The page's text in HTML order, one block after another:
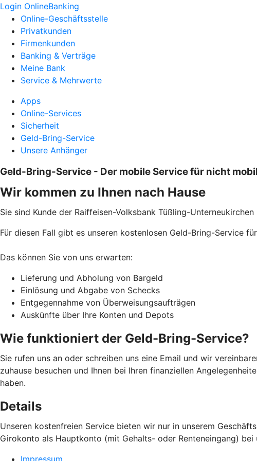
Login OnlineBanking
Online-Geschäftsstelle
Privatkunden
Firmenkunden
Banking & Verträge
Meine Bank
Service & Mehrwerte
Apps
Online-Services
Sicherheit
Geld-Bring-Service
Unsere Anhänger
Geld-Bring-Service - Der mobile Service für nicht
Wir kommen zu Ihnen nach Hause
Sie sind Kunde der Raiffeisen-Volksbank Tüßling-
Für diesen Fall gibt es unseren kostenlosen Geld-Bring-Service
Das können Sie von uns erwarten:
Lieferung und Abholung von Bargeld
Einlösung und Abgabe von Schecks
Entgegennahme von Überweisungsaufträgen
Auskünfte über Ihre Konten und Depots
Wie funktioniert der Geld-Bring-Service?
Sie rufen uns an oder schreiben uns eine Email und wir
zuhause besuchen und Ihnen bei Ihren finanziellen
haben.
Details
Unseren kostenfreien Service bieten wir nur in unserem
Girokonto als Hauptkonto (mit Gehalts- oder Renteneingang)
Impressum